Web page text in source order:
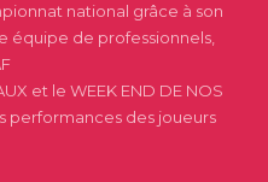
national grâce à son
équipe de professionnels,
et le WEEK END DE NOS
performances des joueurs